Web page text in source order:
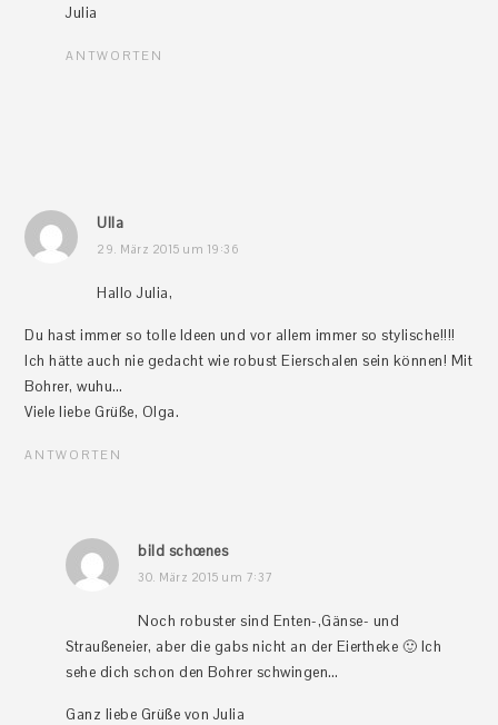
Julia
ANTWORTEN
Ulla
29. März 2015 um 19:36
Hallo Julia,
Du hast immer so tolle Ideen und vor allem immer so stylische!!!!
Ich hätte auch nie gedacht wie robust Eierschalen sein können! Mit
Bohrer, wuhu…
Viele liebe Grüße, Olga.
ANTWORTEN
bild schœnes
30. März 2015 um 7:37
Noch robuster sind Enten-,Gänse- und
Straußeneier, aber die gabs nicht an der Eiertheke 🙂 Ich
sehe dich schon den Bohrer schwingen…
Ganz liebe Grüße von Julia